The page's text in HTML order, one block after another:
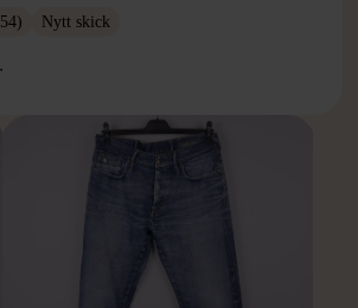
Nytt skick